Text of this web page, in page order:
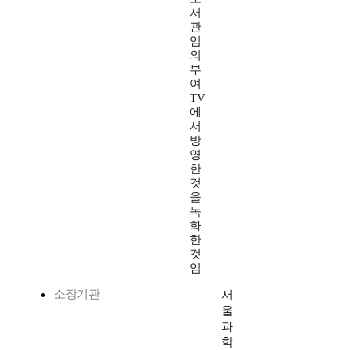
서
관
임
의
부
여
TV
에
서
방
영
한
것
을
녹
화
한
것
임
소장기관
서
울
과
학